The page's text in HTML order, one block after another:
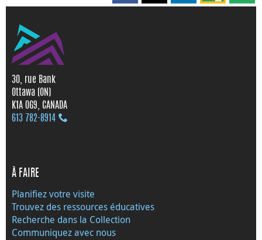
30, rue Bank
Ottawa (ON)
K1A 0G9, CANADA
613 782‑8914
À FAIRE
Planifiez votre visite
Trouvez des ressources éducatives
Recherche dans la Collection
Communiquez avec nous